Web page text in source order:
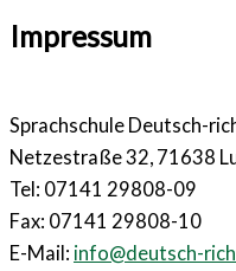
Impressum
Sprachschule Deutsch-
Netzestraße 32, 71638
Tel: 07141 29808-09
Fax: 07141 29808-10
E-Mail: info@deutsch-